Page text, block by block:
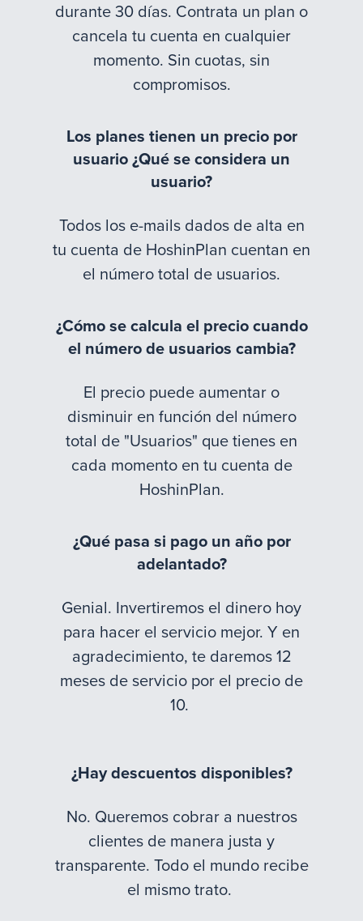
durante 30 días. Contrata un plan o
cancela tu cuenta en cualquier
momento. Sin cuotas, sin
compromisos.
Los planes tienen un precio por
usuario ¿Qué se considera un
usuario?
Todos los e-mails dados de alta en
tu cuenta de HoshinPlan cuentan en
el número total de usuarios.
¿Cómo se calcula el precio cuando
el número de usuarios cambia?
El precio puede aumentar o
disminuir en función del número
total de "Usuarios" que tienes en
cada momento en tu cuenta de
HoshinPlan.
¿Qué pasa si pago un año por
adelantado?
Genial. Invertiremos el dinero hoy
para hacer el servicio mejor. Y en
agradecimiento, te daremos 12
meses de servicio por el precio de
10.
¿Hay descuentos disponibles?
No. Queremos cobrar a nuestros
clientes de manera justa y
transparente. Todo el mundo recibe
el mismo trato.